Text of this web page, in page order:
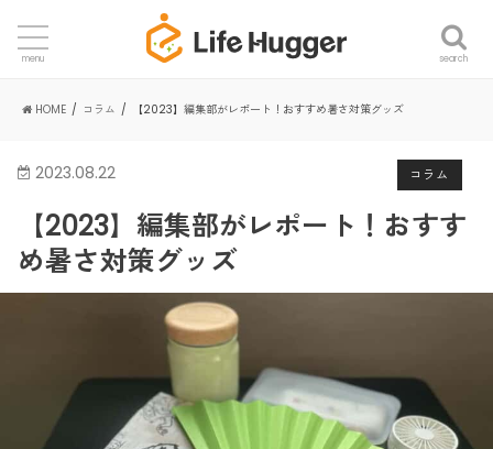
search
menu
HOME コラム 【2023】編集部がレポート！おすすめ暑さ対策グッズ
コラム
2023.08.22
【2023】編集部がレポート！おすす
め暑さ対策グッズ